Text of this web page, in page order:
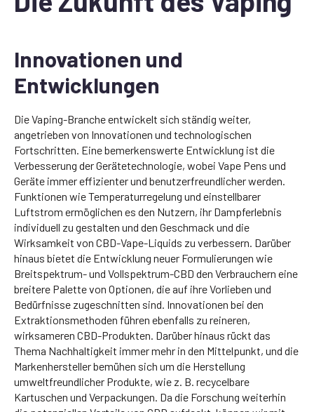
Innovationen und
Entwicklungen
Die Vaping-Branche entwickelt sich ständig weiter,
angetrieben von Innovationen und technologischen
Fortschritten. Eine bemerkenswerte Entwicklung ist die
Verbesserung der Gerätetechnologie, wobei Vape Pens und
Geräte immer effizienter und benutzerfreundlicher werden.
Funktionen wie Temperaturregelung und einstellbarer
Luftstrom ermöglichen es den Nutzern, ihr Dampferlebnis
individuell zu gestalten und den Geschmack und die
Wirksamkeit von CBD-Vape-Liquids zu verbessern. Darüber
hinaus bietet die Entwicklung neuer Formulierungen wie
Breitspektrum- und Vollspektrum-CBD den Verbrauchern eine
breitere Palette von Optionen, die auf ihre Vorlieben und
Bedürfnisse zugeschnitten sind. Innovationen bei den
Extraktionsmethoden führen ebenfalls zu reineren,
wirksameren CBD-Produkten. Darüber hinaus rückt das
Thema Nachhaltigkeit immer mehr in den Mittelpunkt, und die
Markenhersteller bemühen sich um die Herstellung
umweltfreundlicher Produkte, wie z. B. recycelbare
Kartuschen und Verpackungen. Da die Forschung weiterhin